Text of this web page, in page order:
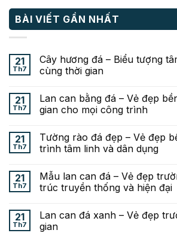
BÀI VIẾT GẦN NHẤT
21
Th7
Cây hương đá – Biểu tượng
cùng thời gian
21
Th7
Lan can bằng đá – Vẻ đẹp
gian cho mọi công trình
21
Th7
Tường rào đá đẹp – Vẻ đẹp
trình tâm linh và dân dụng
21
Th7
Mẫu lan can đá – Vẻ đẹp
trúc truyền thống và hiện đại
21
Th7
Lan can đá xanh – Vẻ đẹp
gian